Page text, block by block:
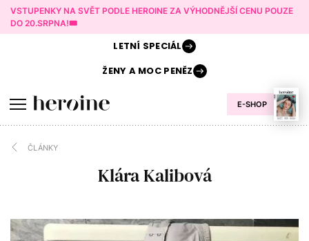
VSTUPENKY NA SVĚT PODLE HEROINE ZA VÝHODNĚJŠÍ CENU POUZE
DO 20.SRPNA!🎟️
E-SHOP
LETNÍ SPECIÁL
ŽENY AMOC PENĚZ
ČLÁNKY
Klára Kalibová